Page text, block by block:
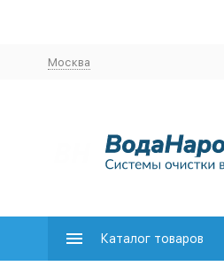
Москва
Каталог товаров